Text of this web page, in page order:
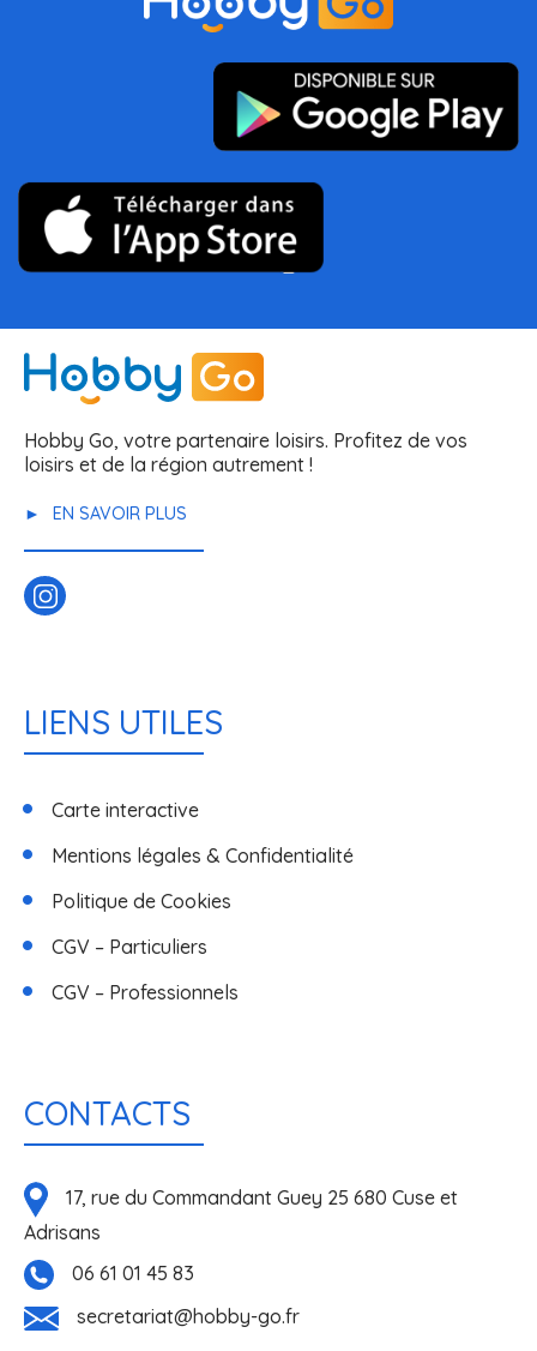
Hobby Go, votre partenaire loisirs. Profitez de vos
loisirs et de la région autrement !
EN SAVOIR PLUS
LIENS UTILES
Carte interactive
Mentions légales & Confidentialité
Politique de Cookies
CGV – Particuliers
CGV – Professionnels
CONTACTS
17, rue du Commandant Guey 25 680 Cuse et
Adrisans
06 61 01 45 83
secretariat@hobby-go.fr